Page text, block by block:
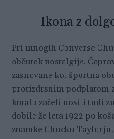
Ikona z
Pri mnogih Converse
občutek nostalgije.
zasnovane kot športna
protizdrsnim podplatom
kmalu začeli nositi tudi
dobile že leta 1922 po
znamke Chucku Taylorju.